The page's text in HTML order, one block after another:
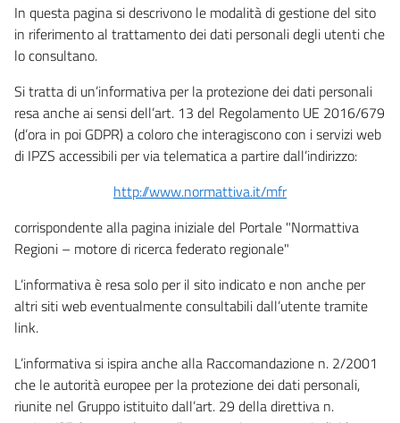
In questa pagina si descrivono le modalità di gestione del sito
in riferimento al trattamento dei dati personali degli utenti che
lo consultano.
Si tratta di un’informativa per la protezione dei dati personali
resa anche ai sensi dell’art. 13 del Regolamento UE 2016/679
(d’ora in poi GDPR) a coloro che interagiscono con i servizi web
di IPZS accessibili per via telematica a partire dall’indirizzo:
http://www.normattiva.it/mfr
corrispondente alla pagina iniziale del Portale "Normattiva
Regioni – motore di ricerca federato regionale"
L’informativa è resa solo per il sito indicato e non anche per
altri siti web eventualmente consultabili dall’utente tramite
link.
L’informativa si ispira anche alla Raccomandazione n. 2/2001
che le autorità europee per la protezione dei dati personali,
riunite nel Gruppo istituito dall’art. 29 della direttiva n.